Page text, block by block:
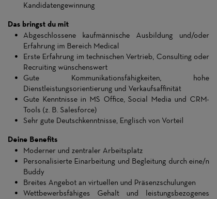
Kandidatengewinnung
Das bringst du mit
Abgeschlossene kaufmännische Ausbildung und/oder
Erfahrung im Bereich Medical
Erste Erfahrung im technischen Vertrieb, Consulting oder
Recruiting wünschenswert
Gute Kommunikationsfähigkeiten, hohe
Dienstleistungsorientierung und Verkaufsaffinität
Gute Kenntnisse in MS Office, Social Media und CRM-
Tools (z. B. Salesforce)
Sehr gute Deutschkenntnisse, Englisch von Vorteil
Deine Benefits
Moderner und zentraler Arbeitsplatz
Personalisierte Einarbeitung und Begleitung durch eine/n
Buddy
Breites Angebot an virtuellen und Präsenzschulungen
Wettbewerbsfähiges Gehalt und leistungsbezogenes